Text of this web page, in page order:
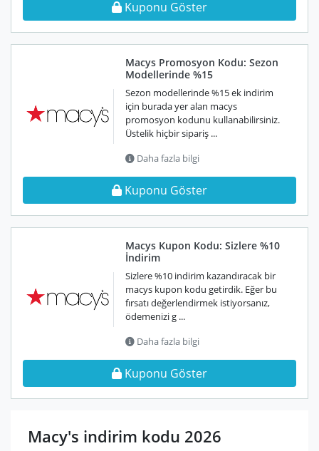
Kuponu Göster
Macys Promosyon Kodu: Sezon
Modellerinde %15
Sezon modellerinde %15 ek indirim
için burada yer alan macys
promosyon kodunu kullanabilirsiniz.
Üstelik hiçbir sipariş ...
Daha fazla bilgi
Kuponu Göster
Macys Kupon Kodu: Sizlere %10
İndirim
Sizlere %10 indirim kazandıracak bir
macys kupon kodu getirdik. Eğer bu
fırsatı değerlendirmek istiyorsanız,
ödemenizi g ...
Daha fazla bilgi
Kuponu Göster
Macy's indirim kodu 2026